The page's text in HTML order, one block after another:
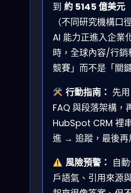
到 約 5145 億美元
（不同研究機構口
AI 能力正進入企業
時，全球內容/行
競賽」而不是「關
行動指南： 先
FAQ 與段落架構
HubSpot CRM 裡
進 → 追蹤，最後再
風險預警： 自
戶語氣、引用來源